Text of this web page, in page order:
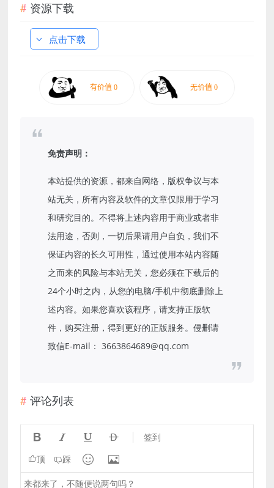
资源下载
点击下载
免责声明：
本站提供的资源，都来自网络，版权争议与本
站无关，所有内容及软件的文章仅限用于学习
和研究目的。不得将上述内容用于商业或者非
法用途，否则，一切后果请用户自负，我们不
保证内容的长久可用性，通过使用本站内容随
之而来的风险与本站无关，您必须在下载后的
24个小时之内，从您的电脑/手机中彻底删除上
述内容。如果您喜欢该程序，请支持正版软
件，购买注册，得到更好的正版服务。侵删请
致信E-mail： 3663864689@qq.com
评论列表
    签到
顶 踩  